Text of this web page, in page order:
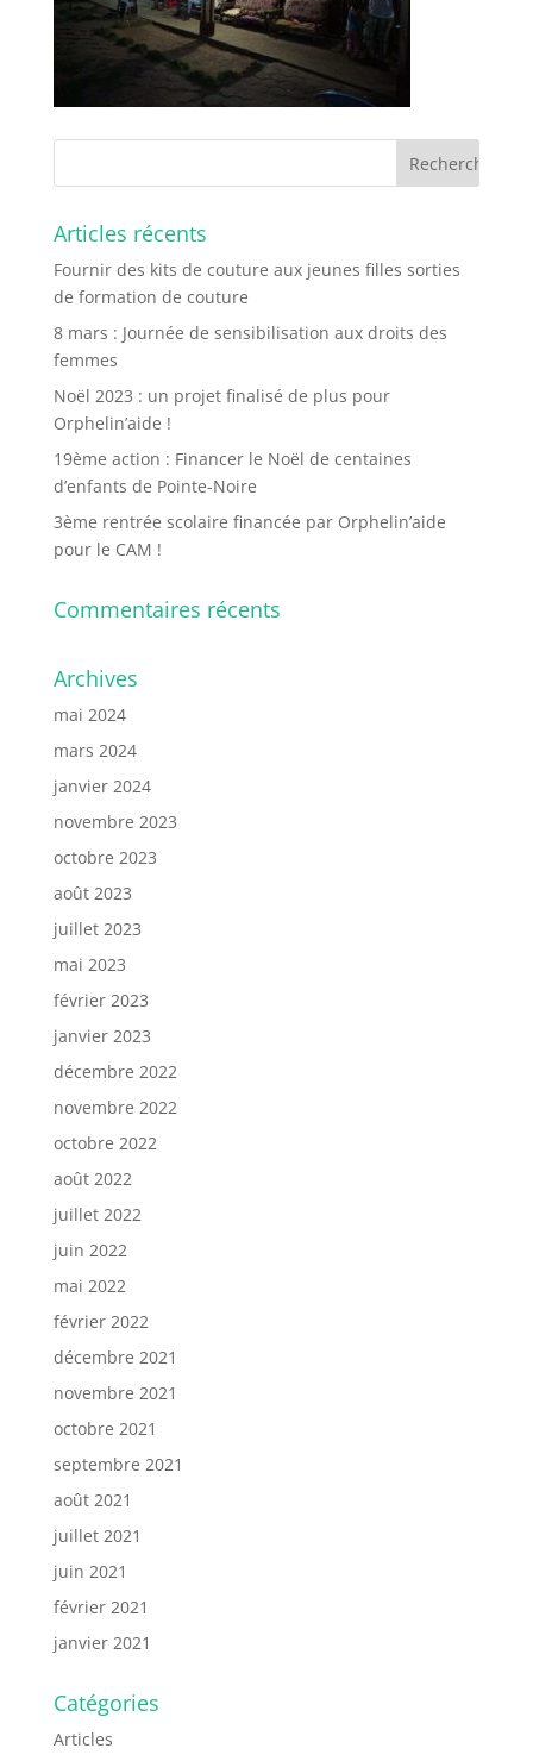
Articles récents
Fournir des kits de couture aux jeunes filles sorties
de formation de couture
8 mars : Journée de sensibilisation aux droits des
femmes
Noël 2023 : un projet finalisé de plus pour
Orphelin’aide !
19ème action : Financer le Noël de centaines
d’enfants de Pointe-Noire
3ème rentrée scolaire financée par Orphelin’aide
pour le CAM !
Commentaires récents
Archives
mai 2024
mars 2024
janvier 2024
novembre 2023
octobre 2023
août 2023
juillet 2023
mai 2023
février 2023
janvier 2023
décembre 2022
novembre 2022
octobre 2022
août 2022
juillet 2022
juin 2022
mai 2022
février 2022
décembre 2021
novembre 2021
octobre 2021
septembre 2021
août 2021
juillet 2021
juin 2021
février 2021
janvier 2021
Catégories
Articles